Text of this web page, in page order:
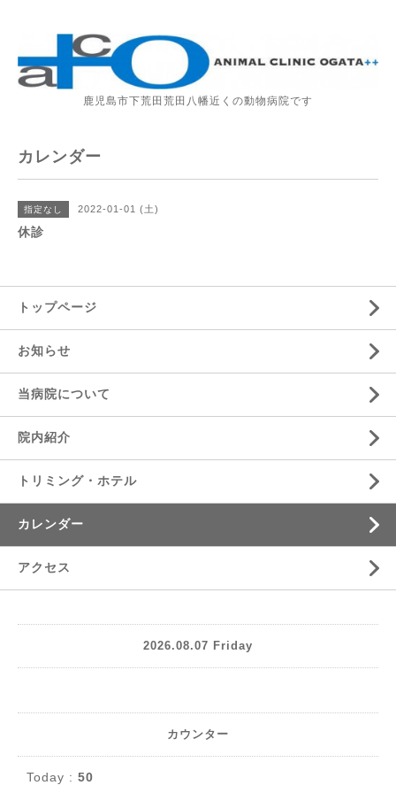
鹿児島市下荒田荒田八幡近くの動物病院です
カレンダー
指定なし 2022-01-01 (土)
休診
トップページ
お知らせ
当病院について
院内紹介
トリミング・ホテル
カレンダー
アクセス
2026.08.07 Friday
カウンター
Today : 50